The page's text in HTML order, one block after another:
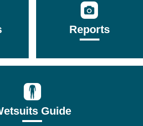
Reports
Guide